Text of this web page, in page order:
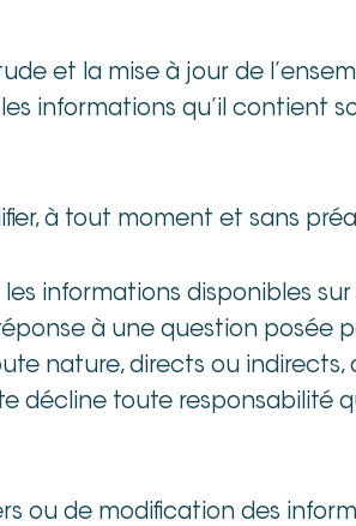
et la mise à jour de
informations qu’il contient
à tout moment et sans
informations disponibles
à une question posée
nature, directs ou indirects,
décline toute
ou de modification des